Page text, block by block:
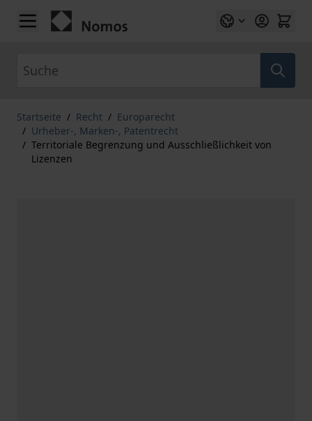
Zum Inhalt springen
Startseite / Recht / Europarecht
/ Urheber-, Marken-, Patentrecht
/ Territoriale Begrenzung und Ausschließlichkeit von
Lizenzen